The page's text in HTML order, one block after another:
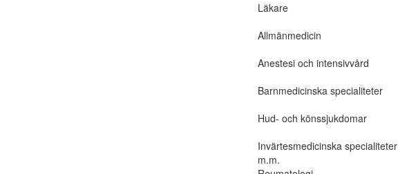
Läkare
Allmänmedicin
Anestesi och intensivvård
Barnmedicinska specialiteter
Hud- och könssjukdomar
Invärtesmedicinska specialiteter
m.m.